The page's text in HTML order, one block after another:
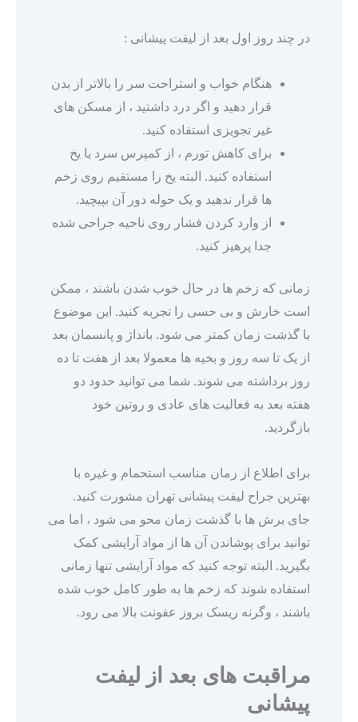
در چند روز اول بعد از لیفت پیشانی :
هنگام خواب و استراحت سر را بالاتر از بدن
قرار دهید و اگر درد داشتید ، از مسکن های
غیر تجویزی استفاده کنید.
برای کاهش تورم ، از کمپرس سرد یا یخ
استفاده کنید. البته یخ را مستقیم روی زخم
ها قرار ندهید و یک حوله دور آن بپیچید.
از وارد کردن فشار روی ناحیه جراحی شده
جدا پرهیز کنید.
زمانی که زخم ها در حال خوب شدن باشند ، ممکن
است خارش و بی حسی را تجربه کنید. این موضوع
با گذشت زمان کمتر می شود. بانداژ و پانسمان بعد
از یک تا سه روز و بخیه ها معمولا بعد از هفت تا ده
روز برداشته می شوند. شما می توانید حدود دو
هفته بعد به فعالیت های عادی و روتین خود
بازگردید.
برای اطلاع از زمان مناسب استحمام و غیره با
بهترین جراح لیفت پیشانی تهران مشورت کنید.
جای برش ها با گذشت زمان محو می شود ، اما می
توانید برای پوشاندن آن ها از مواد آرایشی کمک
بگیرید. البته توجه کنید که مواد آرایشی تنها زمانی
استفاده شوند که زخم ها به طور کامل خوب شده
باشند ، وگرنه ریسک بروز عفونت بالا می رود.
مراقبت های بعد از لیفت
پیشانی